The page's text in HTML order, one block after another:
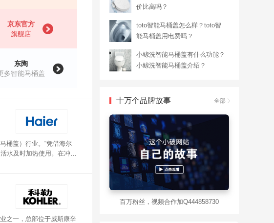
京东官方
旗舰店
东陶
多智能马桶盖
桶盖）行业。“凭借海尔
水及时加热使用。在冲洗
之一，总部位于威斯康辛
价比高吗？
toto智能马桶盖怎么样？toto智
能马桶盖用电费吗？
小鲸洗智能马桶盖有什么功能？
小鲸洗智能马桶盖介绍？
十万个品牌故事 全部
百万粉丝，视频合作加Q444858730